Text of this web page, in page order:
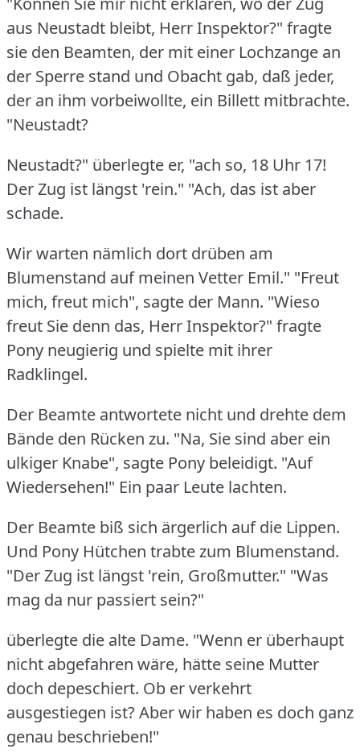
aus Neustadt bleibt, Herr Inspektor?" fragte
sie den Beamten, der mit einer Lochzange an
der Sperre stand und Obacht gab, daß jeder,
der an ihm vorbeiwollte, ein Billett mitbrachte.
"Neustadt?
Neustadt?" überlegte er, "ach so, 18 Uhr 17!
Der Zug ist längst 'rein." "Ach, das ist aber
schade.
Wir warten nämlich dort drüben am
Blumenstand auf meinen Vetter Emil." "Freut
mich, freut mich", sagte der Mann. "Wieso
freut Sie denn das, Herr Inspektor?" fragte
Pony neugierig und spielte mit ihrer
Radklingel.
Der Beamte antwortete nicht und drehte dem
Bände den Rücken zu. "Na, Sie sind aber ein
ulkiger Knabe", sagte Pony beleidigt. "Auf
Wiedersehen!" Ein paar Leute lachten.
Der Beamte biß sich ärgerlich auf die Lippen.
Und Pony Hütchen trabte zum Blumenstand.
"Der Zug ist längst 'rein, Großmutter." "Was
mag da nur passiert sein?"
überlegte die alte Dame. "Wenn er überhaupt
nicht abgefahren wäre, hätte seine Mutter
doch depeschiert. Ob er verkehrt
ausgestiegen ist?Aber wir haben es doch ganz
genau beschrieben!"